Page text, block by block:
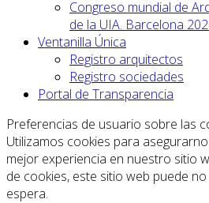
Congreso mundial de
de la UIA. Barcelona
Ventanilla Única
Registro arquitectos
Registro sociedades
Portal de Transparencia
Preferencias de usuario sobre las
Utilizamos cookies para
mejor experiencia en nuestro sitio
de cookies, este sitio web puede
espera.